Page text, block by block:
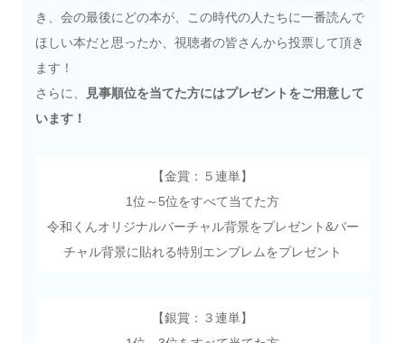
き、会の最後にどの本が、この時代の人たちに一番読んで
ほしい本だと思ったか、視聴者の皆さんから投票して頂き
ます！
さらに、
見事順位を当てた方にはプレゼントをご用意して
います！
【金賞：５連単】
1位～5位をすべて当てた方
令和くんオリジナルバーチャル背景をプレゼント&バー
チャル背景に貼れる特別エンブレムをプレゼント
【銀賞：３連単】